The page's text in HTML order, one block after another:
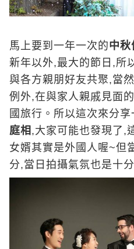
馬上要到一年一次的中秋
新年以外,最大的節日,所
與各方親朋好友共聚,當
例外,在與家人親戚見面
國旅行。所以這次來分享
庭相 ,大家可能也發現了,
女婿其實是外國人喔~但
分,當日拍攝氣氛也是十